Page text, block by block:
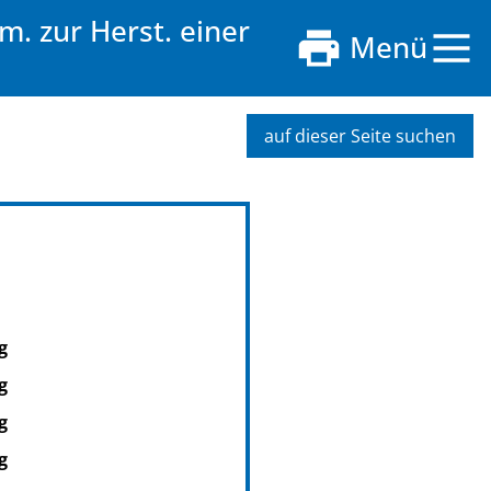
zur Herst. einer
Menü
auf dieser Seite suchen